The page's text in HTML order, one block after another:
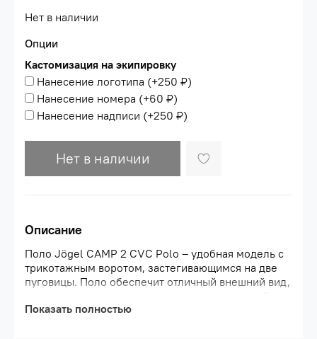
Нет в наличии
Опции
Кастомизация на экипировку
Нанесение логотипа (+250 ₽)
Нанесение номера (+60 ₽)
Нанесение надписи (+250 ₽)
Нет в наличии
Описание
Поло Jögel CAMP 2 CVC Polo – удобная модель с
трикотажным воротом, застегивающимся на две
пуговицы. Поло обеспечит отличный внешний вид,
одежды спортивного стиля, классический крой
Показать полностью